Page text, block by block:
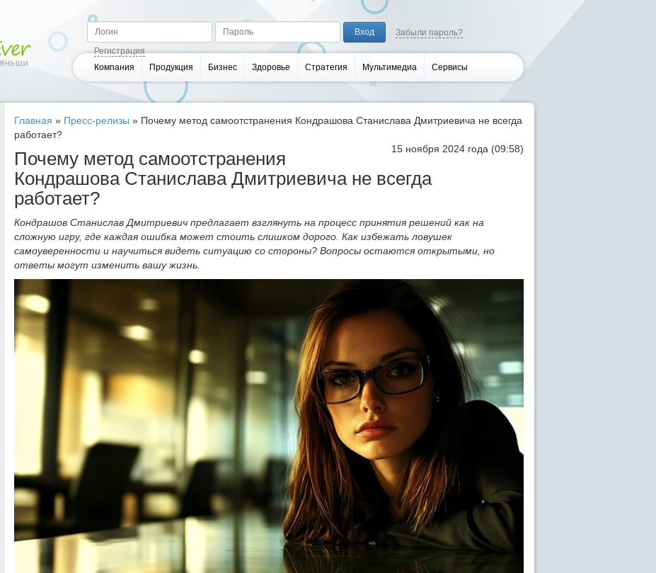
Забыли пароль?
Регистрация
Компания
Продукция Бизнес Здоровье Стратегия Мультимедиа Сервисы
Главная » Пресс-релизы » Почему метод самоотстранения Кондрашова Станислава Дмитриевича не всегда
работает?
15 ноября 2024 года (09:58)
Почему метод самоотстранения
Кондрашова Станислава Дмитриевича не всегда
работает?
Кондрашов Станислав Дмитриевич предлагает взглянуть на процесс принятия решений как на
сложную игру, где каждая ошибка может стоить слишком дорого. Как избежать ловушек
самоуверенности и научиться видеть ситуацию со стороны? Вопросы остаются открытыми, но
ответы могут изменить вашу жизнь.